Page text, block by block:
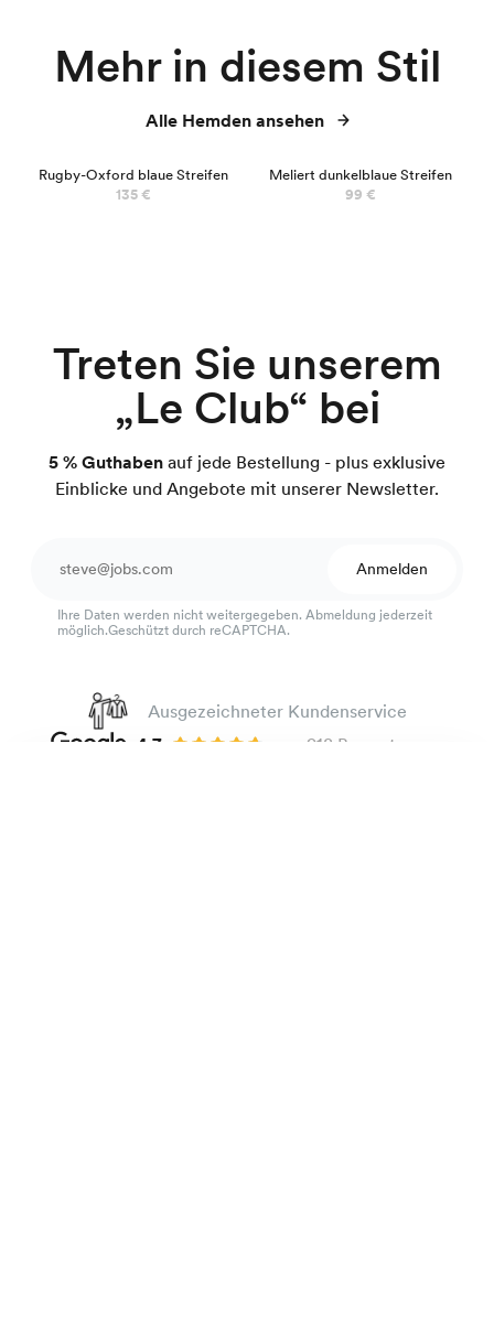
Mehr in diesem Stil
Alle Hemden ansehen
Rugby-Oxford blaue Streifen
135 €
Meliert dunkelblaue Streifen
99 €
Treten Sie unserem
„Le Club“ bei
5 % Guthaben auf jede Bestellung - plus exklusive
Einblicke und Angebote mit unserer Newsletter.
Anmelden
Ihre Daten werden nicht weitergegeben. Abmeldung jederzeit
möglich.Geschützt durch reCAPTCHA.
Ausgezeichneter Kundenservice
4.7
von 918 Bewertungen